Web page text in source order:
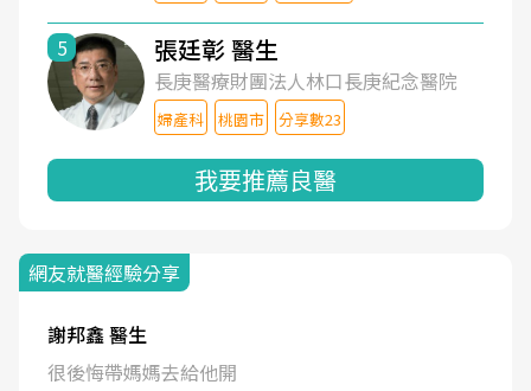
5 張廷彰 醫生
長庚醫療財團法人林口長庚紀念醫院
婦產科 桃園市 分享數23
我要推薦良醫
網友就醫經驗分享
謝邦鑫 醫生
很後悔帶媽媽去給他開